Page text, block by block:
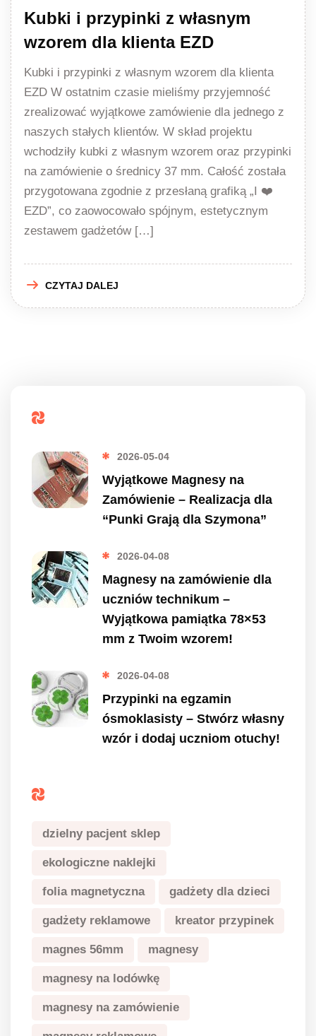
Kubki i przypinki z własnym
wzorem dla klienta EZD
Kubki i przypinki z własnym wzorem dla klienta
EZD W ostatnim czasie mieliśmy przyjemność
zrealizować wyjątkowe zamówienie dla jednego z
naszych stałych klientów. W skład projektu
wchodziły kubki z własnym wzorem oraz przypinki
na zamówienie o średnicy 37 mm. Całość została
przygotowana zgodnie z przesłaną grafiką „I ❤️
EZD”, co zaowocowało spójnym, estetycznym
zestawem gadżetów […]
CZYTAJ DALEJ
2026-05-04
Wyjątkowe Magnesy na
Zamówienie – Realizacja dla
“Punki Grają dla Szymona”
2026-04-08
Magnesy na zamówienie dla
uczniów technikum –
Wyjątkowa pamiątka 78×53
mm z Twoim wzorem!
2026-04-08
Przypinki na egzamin
ósmoklasisty – Stwórz własny
wzór i dodaj uczniom otuchy!
dzielny pacjent sklep
ekologiczne naklejki
folia magnetyczna gadżety dla dzieci
gadżety reklamowe kreator przypinek
magnes 56mm magnesy
magnesy na lodówkę
magnesy na zamówienie